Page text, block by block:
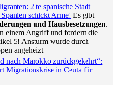
2.te spanische Stadt
schickt Arme! Es gibt
und Hausbesetzungen.
einem Angriff und fordern die
5! Ansturm wurde durch
angeheizt
nach Marokko zurückgekehrt“:
Migrationskrise in Ceuta für